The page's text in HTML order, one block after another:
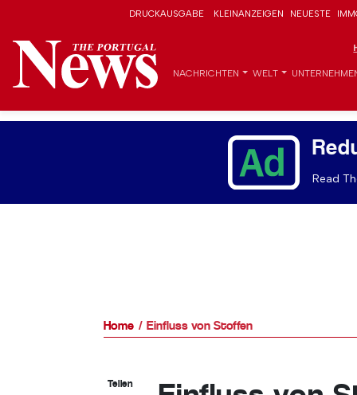
DRUCKAUSGABE KLEINANZEIGEN NEUESTE
NACHRICHTEN WELT
Read
Home Einfluss von Stoffen
Teilen